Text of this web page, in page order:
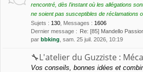
rencontré, dès l'instant où les allégations
ne soient pas susceptibles de réclamations
Sujets : 130 Messages : 1606
Dernier message : Re: [85] Mandello
par bbking , sam. 25 juil. 2026, 10:19
🔧L'atelier du Guzziste :
Vos conseils, bonnes idées et